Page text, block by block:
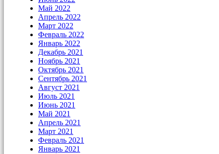
Май 2022
Апрель 2022
Март 2022
Февраль 2022
Январь 2022
Декабрь 2021
Ноябрь 2021
Октябрь 2021
Сентябрь 2021
Август 2021
Июль 2021
Июнь 2021
Май 2021
Апрель 2021
Март 2021
Февраль 2021
Январь 2021